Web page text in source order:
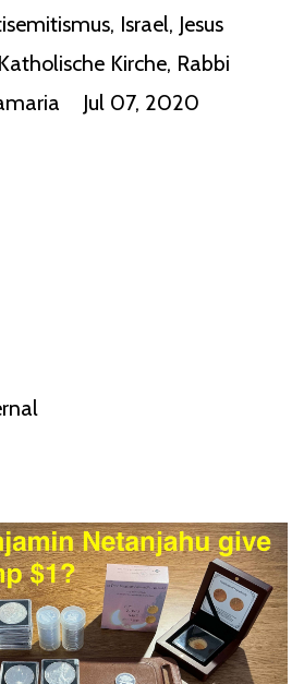
Israel Jesus
Katholische Kirche Rabbi
Jul 07, 2020